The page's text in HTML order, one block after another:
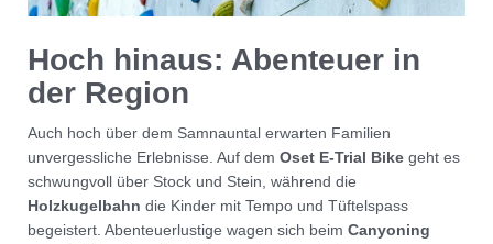
Hoch hinaus: Abenteuer in
der Region
Auch hoch über dem Samnauntal erwarten Familien
unvergessliche Erlebnisse. Auf dem Oset E-Trial Bike geht es
schwungvoll über Stock und Stein, während die
Holzkugelbahn die Kinder mit Tempo und Tüftelspass
begeistert. Abenteuerlustige wagen sich beim Canyoning